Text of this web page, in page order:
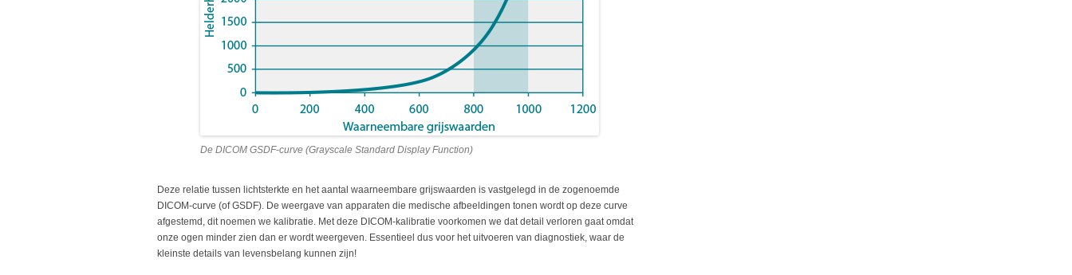
De DICOM GSDF-curve (Grayscale Standard Display Function)
Deze relatie tussen lichtsterkte en het aantal waarneembare grijswaarden is vastgelegd in de zogenoemde
DICOM-curve (of GSDF). De weergave van apparaten die medische afbeeldingen tonen wordt op deze curve
afgestemd, dit noemen we kalibratie. Met deze DICOM-kalibratie voorkomen we dat detail verloren gaat omdat
onze ogen minder zien dan er wordt weergeven. Essentieel dus voor het uitvoeren van diagnostiek, waar de
kleinste details van levensbelang kunnen zijn!